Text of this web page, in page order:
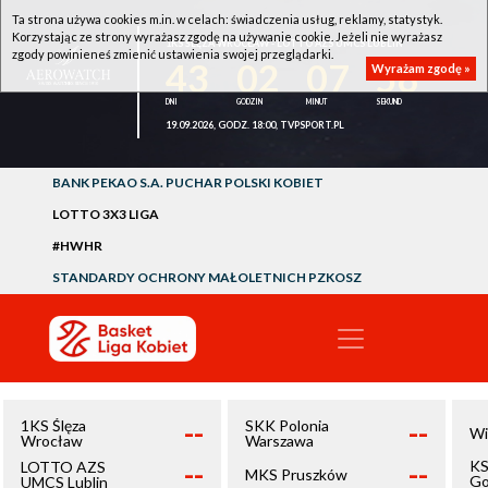
1KS ŚLĘZA WROCŁAW - LOTTO AZS UMCS LUBLIN
58
19.09.2026, GODZ. 18:00, TVPSPORT.PL
BANK PEKAO S.A. PUCHAR POLSKI KOBIET
LOTTO 3X3 LIGA
#HWHR
STANDARDY OCHRONY MAŁOLETNICH PZKOSZ
1KS Ślęza
Wrocław
--
LOTTO AZS
UMCS Lublin
--
SKK Polonia
Warszawa
--
MKS Pruszków --
Ta strona używa cookies m.in. w celach: świadczenia usług, reklamy, statystyk.
Korzystając ze strony wyrażasz zgodę na używanie cookie. Jeżeli nie wyrażasz
zgody powinieneś zmienić ustawienia swojej przeglądarki.
Wyrażam zgodę »